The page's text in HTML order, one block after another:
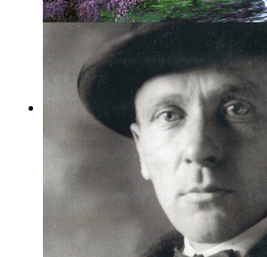
Фото: предоставлено организаторами